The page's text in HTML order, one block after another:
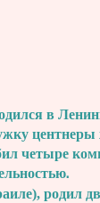
в
центнеры
четыре
родил